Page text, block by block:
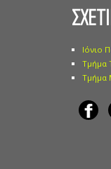
Ιόνιο
Τμήμα
Τμήμα